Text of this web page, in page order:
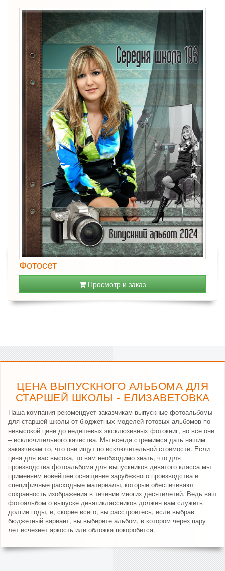
Фотосет
Просмотр и заказ
ЦЕНА ВЫПУСКНОГО АЛЬБОМА ДЛЯ
СТАРШЕЙ ШКОЛЫ - ЕЛИЗАВЕТОВКА
Наша компания рекомендует заказчикам выпускные фотоальбомы
для старшей школы от бюджетных моделей готовых альбомов по
невысокой цене до недешевых эксклюзивных фотокниг, но все они
– исключительного качества. Мы всегда стремимся дать нашим
заказчикам то, что они ищут по исключительной стоимости. Если
цена для вас высока, то вам необходимо знать, что для
производства фотоальбома для выпускников девятого класса мы
применяем новейшее оснащение зарубежного производства и
специфичные расходные материалы, которые обеспечивают
сохранность изображения в течении многих десятилетий. Ведь ваш
фотоальбом о выпуске девятиклассников должен вам служить
долгие годы, и, скорее всего, вы расстроитесь, если выбрав
бюджетный вариант, вы выберете альбом, в котором через пару
лет исчезнет яркость или обложка покоробится.